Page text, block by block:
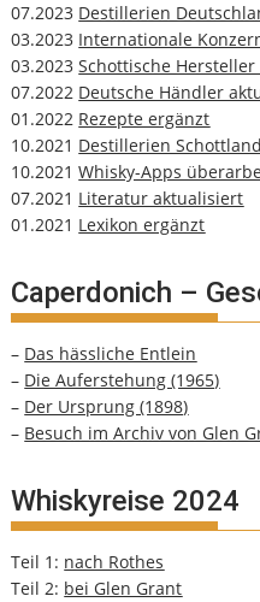
07.2023 Destillerien
03.2023 Internationale
03.2023Schottische
07.2022 Deutsche Händler
01.2022 Rezepte ergänzt
10.2021 Destillerien
10.2021Whisky-Apps
07.2021 Literatur aktualisiert
01.2021 Lexikon ergänzt
Caperdonich –
– Das hässliche Entlein
– Die Auferstehung (1965)
– Der Ursprung (1898)
– Besuch im Archiv von Glen
Whiskyreise 2024
Teil 1: nach Rothes
Teil 2: bei Glen Grant